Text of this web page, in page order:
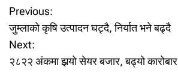
P
o
s
Previous:
जुम्लाको कृषि उत्पादन घट्दै, निर्यात भने बढ्दै
Next:
२८२२ अंकमा झर्‍यो सेयर बजार, बढ्यो कारोबार